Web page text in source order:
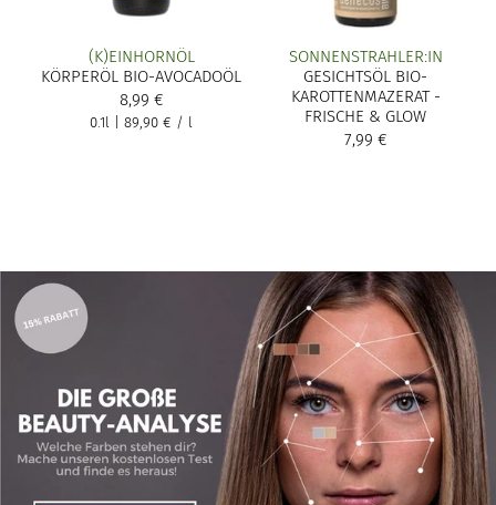
(K)EINHORNÖL
KÖRPERÖL BIO-AVOCADOÖL
8,99 €
0.1l |89,90 € / l
SONNENSTRAHLER:IN
GESICHTSÖL BIO-
KAROTTENMAZERAT -
FRISCHE & GLOW
7,99 €